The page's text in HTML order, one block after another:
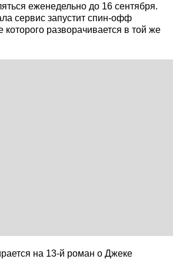
еженедельно до 16 сентября.
сервис запустит спин-офф
которого разворачивается в той же
на 13-й роман о Джеке